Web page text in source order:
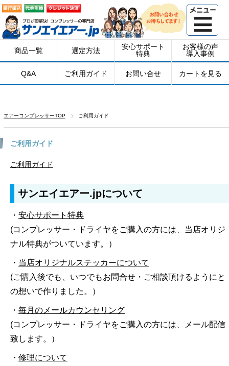
商品一覧 選定方法
安心サポート
特典
お客様の声
導入事例
Q&A ご利用ガイド お問い合せ カートを見る
エアーコンプレッサーTOP ご利用ガイド
ご利用ガイド
ご利用ガイド
サンエイエアー.jpについて
・ 安心サポート特典
(コンプレッサー・ドライヤをご購入の方には、当店オリジ
ナル特典がついています。）
・ 当店オリジナルステッカーについて
(ご購入後でも、いつでもお問合せ・ご相談頂けるようにと
の想いで作りました。）
・ 毎月のメールカウンセリング
(コンプレッサー・ドライヤをご購入の方には、メール配信
致します。）
・ 修理について